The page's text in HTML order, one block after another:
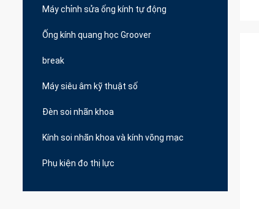
Máy chỉnh sửa ống kính tự động
Ống kính quang học Groover
break
Máy siêu âm kỹ thuật số
Đèn soi nhãn khoa
Kính soi nhãn khoa và kính võng mạc
Phụ kiện đo thị lực